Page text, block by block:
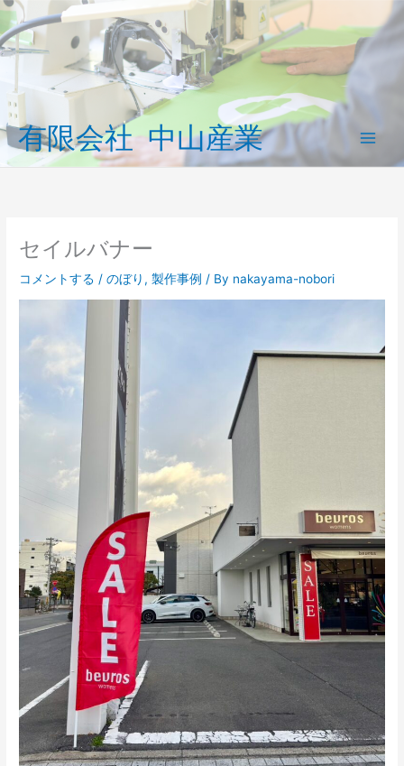
内
容
を
ッ
プ 有限会社 中山産業
セイルバナー
コメントする /のぼり ,製作事例 / By nakayama-nobori